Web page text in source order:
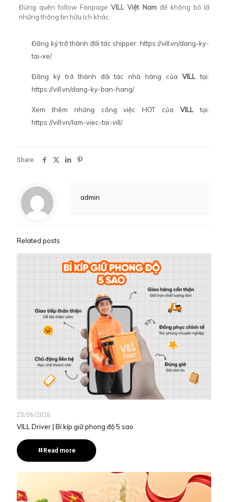
Đừng quên follow FanpageVILL Việt Namđể không bỏ lỡ
những thông tin hữu ích khác.
Đăng ký trở thành đối tác shipper:https://vill.vn/dang-ky-
tai-xe/
Đăng ký trở thành đối tác nhà hàng củaVILL tại:
https://vill.vn/dang-ky-ban-hang/
Xem thêm những công việc HOT củaVILL tại:
https://vill.vn/lam-viec-tai-vill/
Share
admin
Related posts
23/06/2026
VILL Driver | Bí kíp giữ phong độ 5 sao
Read more